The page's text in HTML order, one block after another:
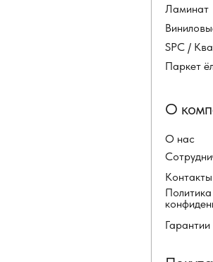
Ламинат
SPC /
Паркет
О нас
Контакты
Политика
О
Гарантии